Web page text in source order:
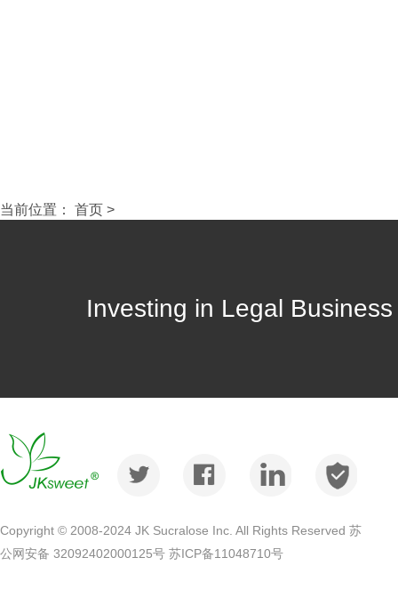
当前位置： 首页 >
Investing in Legal
Copyright © 2008-2024 JK Sucralose Inc. All Rights Reserved 苏
公网安备 32092402000125号 苏ICP备11048710号